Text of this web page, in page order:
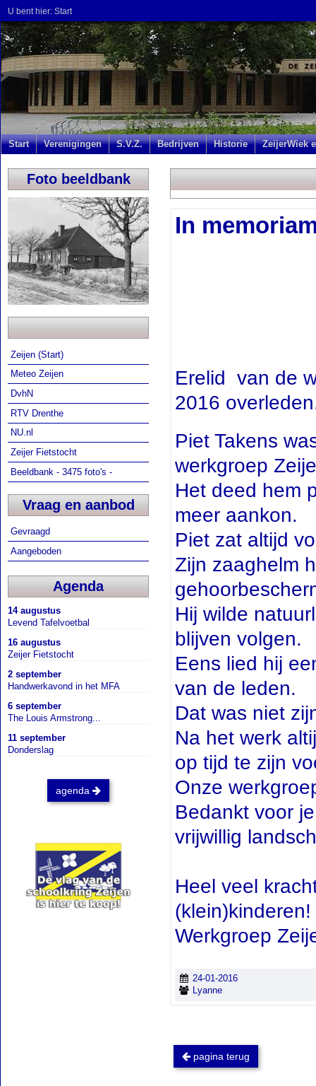
U bent hier: Start
Start Verenigingen S.V.Z. Bedrijven Historie ZeijerWiek
Foto beeldbank
Zeijen (Start)
Meteo Zeijen
DvhN
RTV Drenthe
NU.nl
Zeijer Fietstocht
Beeldbank - 3475 foto's -
Vraag en aanbod
Gevraagd
Aangeboden
Agenda
14 augustus
Levend Tafelvoetbal
16 augustus
Zeijer Fietstocht
2 september
Handwerkavond in het MFA
6 september
The Louis Armstrong...
11 september
Donderslag
agenda
In
Erelid van de
2016
Piet Takens
werkgroep
Het deed hem
meer aankon.
Piet zat altijd
Zijn zaaghelm
Hij wilde
blijven volgen.
Eens lied hij
van de leden.
Dat was niet
Na het werk
op tijd te zijn
Onze
Bedankt voor
vrijwillig
Heel veel
(klein)kinderen!
Werkgroep
24-01-2016
Lyanne
pagina terug